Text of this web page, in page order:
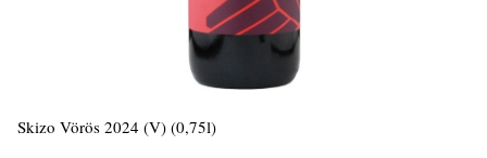
Skizo Vörös 2024 (V) (0,75l)